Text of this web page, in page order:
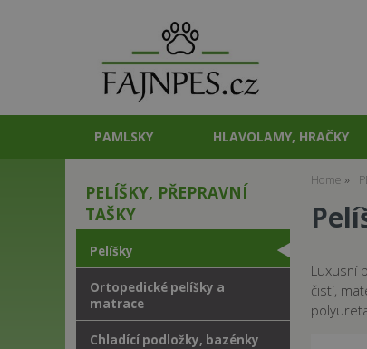
PAMLSKY HLAVOLAMY, HRAČKY
Home
Luxusní
čistí,
PELÍŠKY, PŘEPRAVNÍ
TAŠKY
Pelíšky
Ortopedické pelíšky a
matrace
Chladící podložky, bazénky